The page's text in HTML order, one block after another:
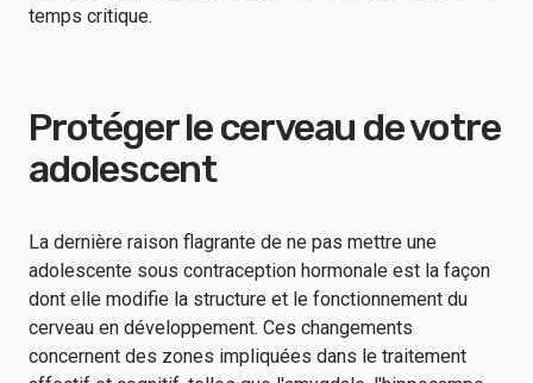
temps critique.
Protéger le cerveau de votre
adolescent
La dernière raison flagrante de ne pas mettre une
adolescente sous contraception hormonale est la façon
dont elle modifie la structure et le fonctionnement du
cerveau en développement. Ces changements
concernent des zones impliquées dans le traitement